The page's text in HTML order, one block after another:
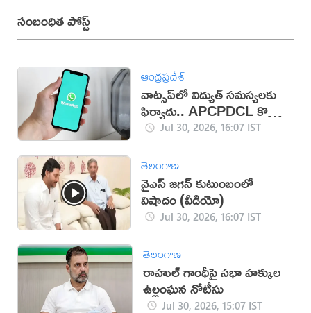
సంబంధిత పోస్ట్
ఆంధ్రప్రదేశ్
వాట్సప్‌లో విద్యుత్ సమస్యలకు
ఫిర్యాదు.. APCPDCL కొత్త
సేవలుJul 30, 2026, 16:07 IST
తెలంగాణ
వైఎస్ జగన్ కుటుంబంలో
విషాదం (వీడియో)
Jul 30, 2026, 16:07 IST
తెలంగాణ
రాహుల్ గాంధీపై సభా హక్కుల
ఉల్లంఘన నోటీసు
Jul 30, 2026, 15:07 IST